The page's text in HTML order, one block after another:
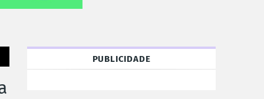
PUBLICIDADE